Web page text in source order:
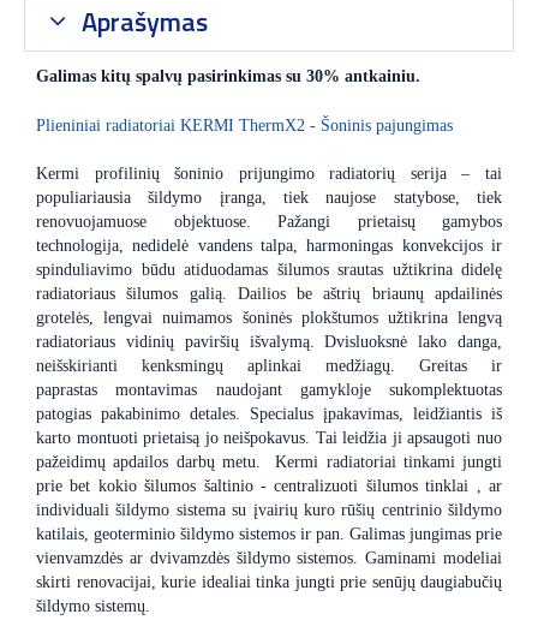
Aprašymas
Galimas kitų spalvų pasirinkimas su 30% antkainiu.
Plieniniai radiatoriai KERMI ThermX2 - Šoninis pajungimas
Kermi profilinių šoninio prijungimo radiatorių serija – tai
populiariausia šildymo įranga, tiek naujose statybose, tiek
renovuojamuose objektuose. Pažangi prietaisų gamybos
technologija, nedidelė vandens talpa, harmoningas konvekcijos ir
spinduliavimo būdu atiduodamas šilumos srautas užtikrina didelę
radiatoriaus šilumos galią. Dailios be aštrių briaunų apdailinės
grotelės, lengvai nuimamos šoninės plokštumos užtikrina lengvą
radiatoriaus vidinių paviršių išvalymą. Dvisluoksnė lako danga,
neišskirianti kenksmingų aplinkai medžiagų. Greitas ir
paprastas montavimas naudojant gamykloje sukomplektuotas
patogias pakabinimo detales. Specialus įpakavimas, leidžiantis iš
karto montuoti prietaisą jo neišpokavus. Tai leidžia ji apsaugoti nuo
pažeidimų apdailos darbų metu. Kermi radiatoriai tinkami jungti
prie bet kokio šilumos šaltinio - centralizuoti šilumos tinklai , ar
individuali šildymo sistema su įvairių kuro rūšių centrinio šildymo
katilais, geoterminio šildymo sistemos ir pan. Galimas jungimas prie
vienvamzdės ar dvivamzdės šildymo sistemos. Gaminami modeliai
skirti renovacijai, kurie idealiai tinka jungti prie senūjų daugiabučių
šildymo sistemų.